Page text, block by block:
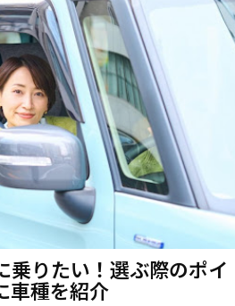
乗りたい！選ぶ際のポイ
車種を紹介